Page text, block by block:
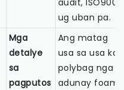
audit, ISO9001
ug uban pa.
Mga
detalye
sa
pagputos
Ang matag
usa sa usa ka
polybag nga
adunay foam